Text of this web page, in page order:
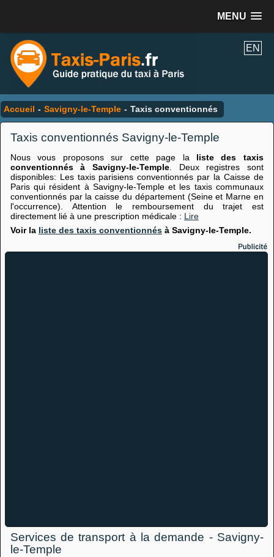
MENU
EN
Accueil - Savigny-le-Temple - Taxis conventionnés
Taxis conventionnés Savigny-le-Temple
Nous vous proposons sur cette page la liste des taxis
conventionnés à Savigny-le-Temple . Deux registres sont
disponibles: Les taxis parisiens conventionnés par la Caisse de
Paris qui résident à Savigny-le-Temple et les taxis communaux
conventionnés par la caisse du département (Seine et Marne en
l'occurrence). Attention le remboursement du trajet est
directement lié à une prescription médicale : Lire
Voir la liste des taxis conventionnésà Savigny-le-Temple.
Services de transport à la demande - Savigny-
le-Temple